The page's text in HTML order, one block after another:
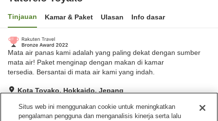
Tinjauan Kamar & Paket Ulasan Info dasar
Mata air panas kami adalah yang paling dekat dengan sumber
mata air! Paket menginap dengan makan di kamar
tersedia. Bersantai di mata air kami yang indah.
Kota Toyako, Hokkaido, Jepang
Sangat baik Ulasan: 252
Situs web ini menggunakan cookie untuk meningkatkan
pengalaman pengguna dan menganalisis kinerja serta lalu